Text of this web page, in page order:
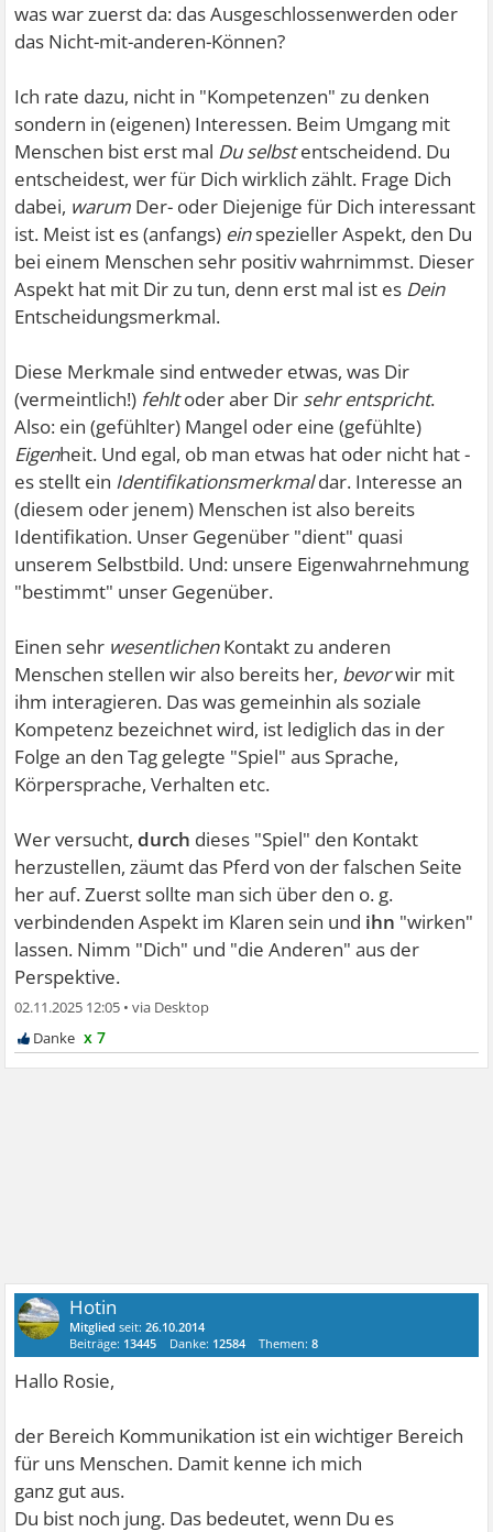
was war zuerst da: das Ausgeschlossenwerden oder
das Nicht-mit-anderen-Können?
Ich rate dazu, nicht in "Kompetenzen" zu denken
sondern in (eigenen) Interessen. Beim Umgang mit
Menschen bist erst mal Du selbstentscheidend. Du
entscheidest, wer für Dich wirklich zählt. Frage Dich
dabei, warum Der- oder Diejenige für Dich interessant
ist. Meist ist es (anfangs) einspezieller Aspekt, den Du
bei einem Menschen sehr positiv wahrnimmst. Dieser
Aspekt hat mit Dir zu tun, denn erst mal ist es Dein
Entscheidungsmerkmal.
Diese Merkmale sind entweder etwas, was Dir
(vermeintlich!) fehltoder aber Dir sehr entspricht.
Also: ein (gefühlter) Mangel oder eine (gefühlte)
Eigenheit. Und egal, ob man etwas hat oder nicht hat -
es stellt ein Identifikationsmerkmaldar. Interesse an
(diesem oder jenem) Menschen ist also bereits
Identifikation. Unser Gegenüber "dient" quasi
unserem Selbstbild. Und: unsere Eigenwahrnehmung
"bestimmt" unser Gegenüber.
Einen sehr wesentlichenKontakt zu anderen
Menschen stellen wir also bereits her, bevorwir mit
ihm interagieren. Das was gemeinhin als soziale
Kompetenz bezeichnet wird, ist lediglich das in der
Folge an den Tag gelegte "Spiel" aus Sprache,
Körpersprache, Verhalten etc.
Wer versucht,durch dieses "Spiel" den Kontakt
herzustellen, zäumt das Pferd von der falschen Seite
her auf. Zuerst sollte man sich über den o. g.
verbindenden Aspekt im Klaren sein und ihn "wirken"
lassen. Nimm "Dich" und "die Anderen" aus der
Perspektive.
02.11.2025 12:05 •
x 7
Hotin
Mitglied seit:26.10.2014
Beiträge: 13445 Danke: 12584 Themen:8
Hallo Rosie,
der Bereich Kommunikation ist ein wichtiger Bereich
für uns Menschen. Damit kenne ich mich
ganz gut aus.
Du bist noch jung. Das bedeutet, wenn Du es